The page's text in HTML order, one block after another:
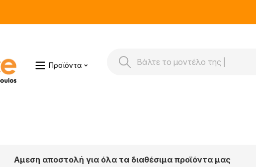
Προϊόντα
Αμεση αποστολή για όλα τα διαθέσιμα προϊόντα μας